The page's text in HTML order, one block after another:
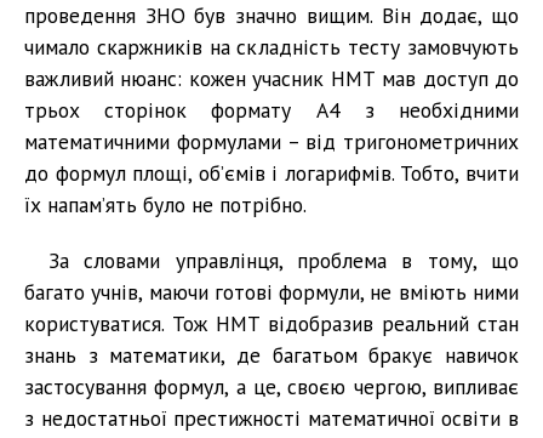
проведення ЗНО був значно вищим. Він додає, що
чимало скаржників на складність тесту замовчують
важливий нюанс: кожен учасник НМТ мав доступ до
трьох сторінок формату А4 з необхідними
математичними формулами – від тригонометричних
до формул площі, об’ємів і логарифмів. Тобто, вчити
їх напам’ять було не потрібно.
За словами управлінця, проблема в тому, що
багато учнів, маючи готові формули, не вміють ними
користуватися. Тож НМТ відобразив реальний стан
знань з математики, де багатьом бракує навичок
застосування формул, а це, своєю чергою, випливає
з недостатньої престижності математичної освіти в